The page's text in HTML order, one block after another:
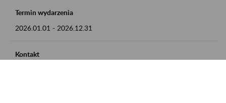
Termin wydarzenia
2026.01.01 - 2026.12.31
Kontakt